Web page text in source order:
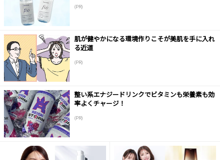
(PR)
肌が健やかになる環境作りこそが美肌を手に入れ
る近道
(PR)
整い系エナジードリンクでビタミンも栄養素も効
率よくチャージ！
(PR)